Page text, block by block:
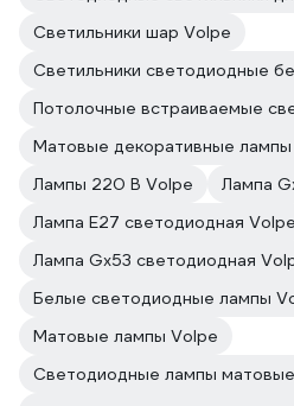
Светильники шар Volpe
Светильники светодиодные
Потолочные встраиваемые
Матовые декоративные
Лампы 220 В Volpe
Лампа
Лампа E27 светодиодная Volpe
Лампа Gx53 светодиодная
Белые светодиодные лампы
Матовые лампы Volpe
Светодиодные лампы